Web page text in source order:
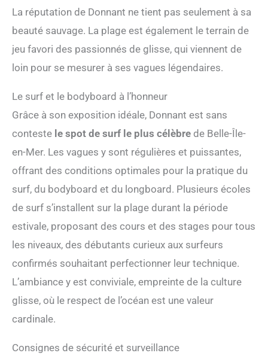
La réputation de Donnant ne tient pas seulement à sa
beauté sauvage. La plage est également le terrain de
jeu favori des passionnés de glisse, qui viennent de
loin pour se mesurer à ses vagues légendaires.
Le surf et le bodyboard à l’honneur
Grâce à son exposition idéale, Donnant est sans
conteste le spot de surf le plus célèbre de Belle-Île-
en-Mer. Les vagues y sont régulières et puissantes,
offrant des conditions optimales pour la pratique du
surf, du bodyboard et du longboard. Plusieurs écoles
de surf s’installent sur la plage durant la période
estivale, proposant des cours et des stages pour tous
les niveaux, des débutants curieux aux surfeurs
confirmés souhaitant perfectionner leur technique.
L’ambiance y est conviviale, empreinte de la culture
glisse, où le respect de l’océan est une valeur
cardinale.
Consignes de sécurité et surveillance